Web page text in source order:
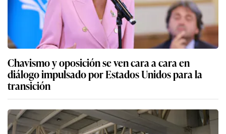
Chavismo y oposición se ven cara a cara en
diálogo impulsado por Estados Unidos para la
transición